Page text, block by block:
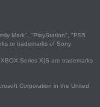
Mark", "PlayStation", "PS5
or trademarks of Sony
Series X|S are trademarks
Corporation in the United